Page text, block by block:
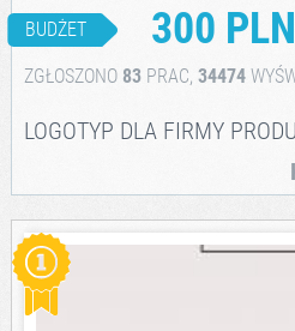
BUDŻET 300 PLN
ZGŁOSZONO 83PRAC, 34474
LOGOTYP DLA FIRMY